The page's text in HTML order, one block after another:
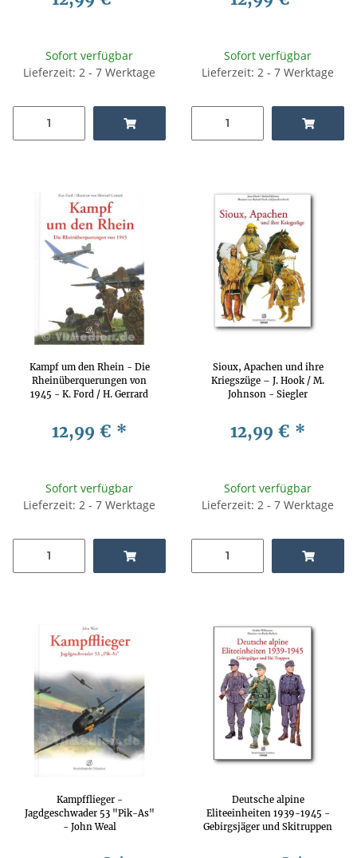
Sofort verfügbar
Lieferzeit: 2 - 7 Werktage
Sofort verfügbar
Lieferzeit: 2 - 7 Werktage
Kampf um den Rhein - Die
Rheinüberquerungen von
1945 - K. Ford / H. Gerrard
12,99 € *
Sofort verfügbar
Lieferzeit: 2 - 7 Werktage
Sioux, Apachen und ihre
Kriegszüge – J. Hook / M.
Johnson - Siegler
12,99 € *
Sofort verfügbar
Lieferzeit: 2 - 7 Werktage
Kampfflieger -
Jagdgeschwader 53 "Pik-As"
- John Weal
Deutsche alpine
Eliteeinheiten 1939-1945 -
Gebirgsjäger und Skitruppen